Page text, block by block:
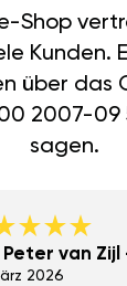
Shop
Kunden.
über das
2007-09
sagen.
van Zijl
2026